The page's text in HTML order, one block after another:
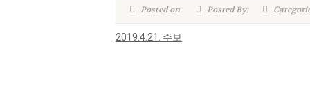
Posted on Posted By:
2019.4.21. 주보